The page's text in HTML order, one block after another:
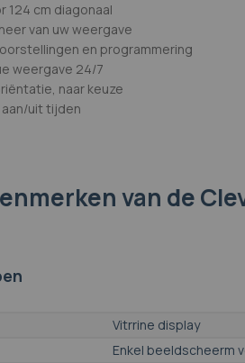
124 cm diagonaal
van uw weergave
en programmering
weergave 24/7
naar keuze
aan/uit tijden
van de
Vitrrine display
Enkel beeldscheerm